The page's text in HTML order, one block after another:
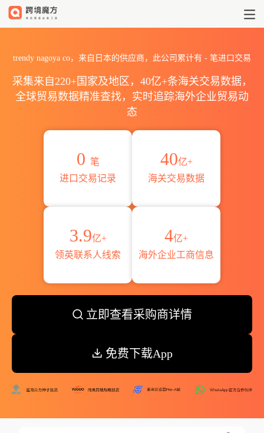
trendy nagoya co，来自日本的供应商，此公司累计有 - 笔进口交易
采集来自220+国家及地区，40亿+条海关交易数据，
全球贸易数据精准查找，实时追踪海外企业贸易动
态
0 笔
进口交易记录
40亿+
海关交易数据
3.9亿+
领英联系人线索
4亿+
海外企业工商信息
立即查看采购商详情
免费下载App